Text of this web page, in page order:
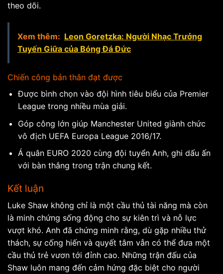
theo dõi.
Xem thêm: Leon Goretzka: Người Nhạc Trưởng
Tuyến Giữa của Bóng Đá Đức
Chiến công bản thân đạt được
Được bình chọn vào đội hình tiêu biểu của Premier
League trong nhiều mùa giải.
Góp công lớn giúp Manchester United giành chức
vô địch UEFA Europa League 2016/17.
Á quân EURO 2020 cùng đội tuyển Anh, ghi dấu ấn
với bàn thắng trong trận chung kết.
Kết luận
Luke Shaw không chỉ là một cầu thủ tài năng mà còn
là minh chứng sống động cho sự kiên trì và nỗ lực
vượt khó. Anh đã chứng minh rằng, dù gặp nhiều thử
thách, sự cống hiến và quyết tâm vẫn có thể đưa một
cầu thủ trẻ vươn tới đỉnh cao. Những trận đấu của
Shaw luôn mang đến cảm hứng đặc biệt cho người